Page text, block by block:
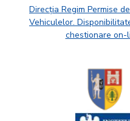
Direcția Regim Permise
Vehiculelor.
chestionare on-